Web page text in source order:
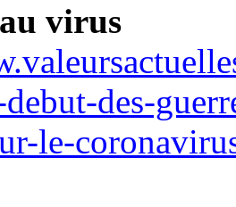
virus
des-
le-